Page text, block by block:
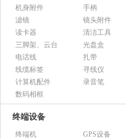
机身附件
手柄
滤镜
镜头附件
读卡器
清洁工具
三脚架、云台
光盘盒
电话线
扎带
线缆标签
寻线仪
计算机配件
录音笔
数码相框
终端设备
终端机
GPS设备